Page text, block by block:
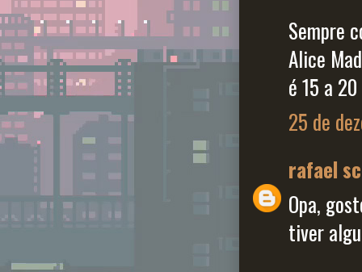
Sempre
Alice
é 15 a
25 de
rafael
Opa,
tiver